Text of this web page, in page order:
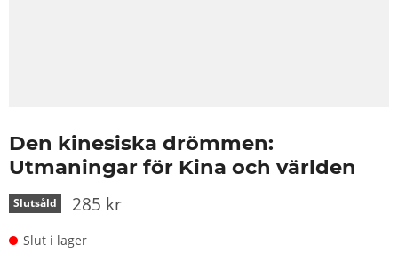
Den kinesiska drömmen:
Utmaningar för Kina och världen
Slutsåld 285 kr
Slut i lager